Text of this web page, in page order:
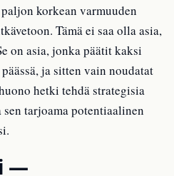
korkean varmuuden
Tämä ei saa olla asia,
on asia, jonka päätit kaksi
ja sitten vain noudatat
hetki tehdä strategisia
tarjoama potentiaalinen
—